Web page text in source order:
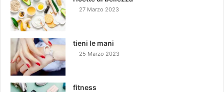
27 Marzo 2023
tieni le mani
25 Marzo 2023
fitness